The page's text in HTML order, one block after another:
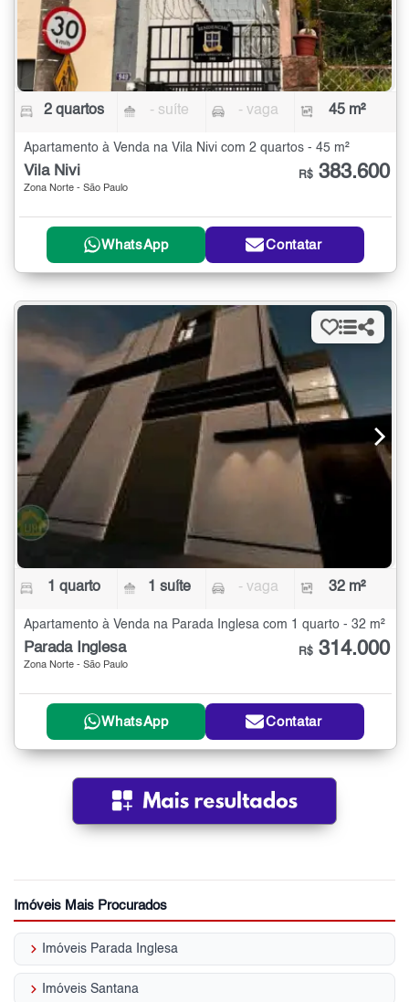
2 quartos - suíte - vaga 45 m²
Apartamento à Venda na Vila Nivi com 2 quartos - 45 m²
Vila Nivi
Zona Norte - São Paulo
R$ 383.600
WhatsApp Contatar
1 quarto 1 suíte - vaga 32 m²
Apartamento à Venda na Parada Inglesa com 1 quarto - 32 m²
Parada Inglesa
Zona Norte - São Paulo
R$ 314.000
WhatsApp Contatar
Imóveis Mais Procurados
keyboard_arrow_right Imóveis Parada Inglesa
keyboard_arrow_right Imóveis Santana